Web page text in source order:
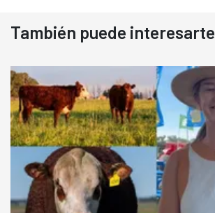
También puede interesarte